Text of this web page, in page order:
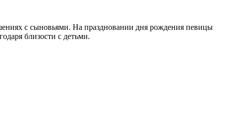
с сыновьями. На праздновании дня рождения певицы
близости с детьми.